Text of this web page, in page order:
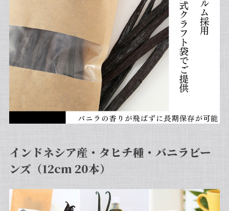
インドネシア産・タヒチ種・バニラビー
ンズ（12cm 20本）